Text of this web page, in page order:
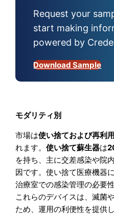
Request your
start making
powered by
Download Sample
モダリティ別
市場は使い捨ておよび再利
れます。使い捨て蘇生器は
を持ち、主に交差感染や院
因です。使い捨て医療機器
治療室での感染管理の必要
これらのデバイスは、滅菌
ため、運用の利便性を提供